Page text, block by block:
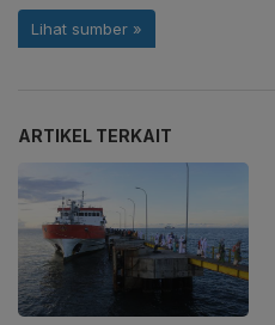
ARTIKEL TERKAIT